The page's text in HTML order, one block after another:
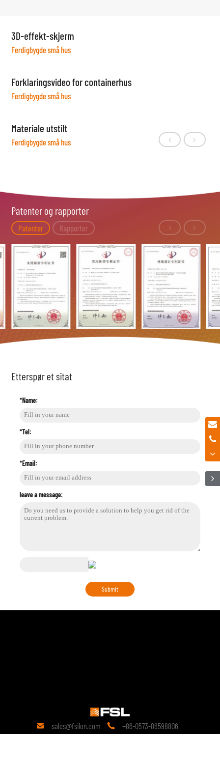
3D-effekt-skjerm
Ferdigbygde små hus
Forklaringsvideo for containerhus
Ferdigbygde små hus
Materiale utstilt
Ferdigbygde små hus
Patenter og rapporter
Patenter Rapporter
Etterspør et sitat
*Name:
*Tel:
*Email:
leave a message:
 sales@fsilon.com  +86-0573-86598806